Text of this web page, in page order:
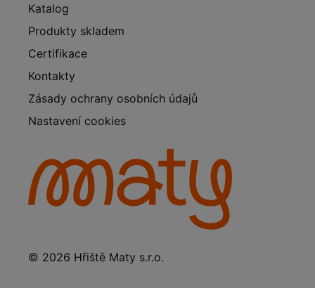
Katalog
Produkty skladem
Certifikace
Kontakty
Zásady ochrany osobních údajů
Nastavení cookies
© 2026 Hřiště Maty s.r.o.